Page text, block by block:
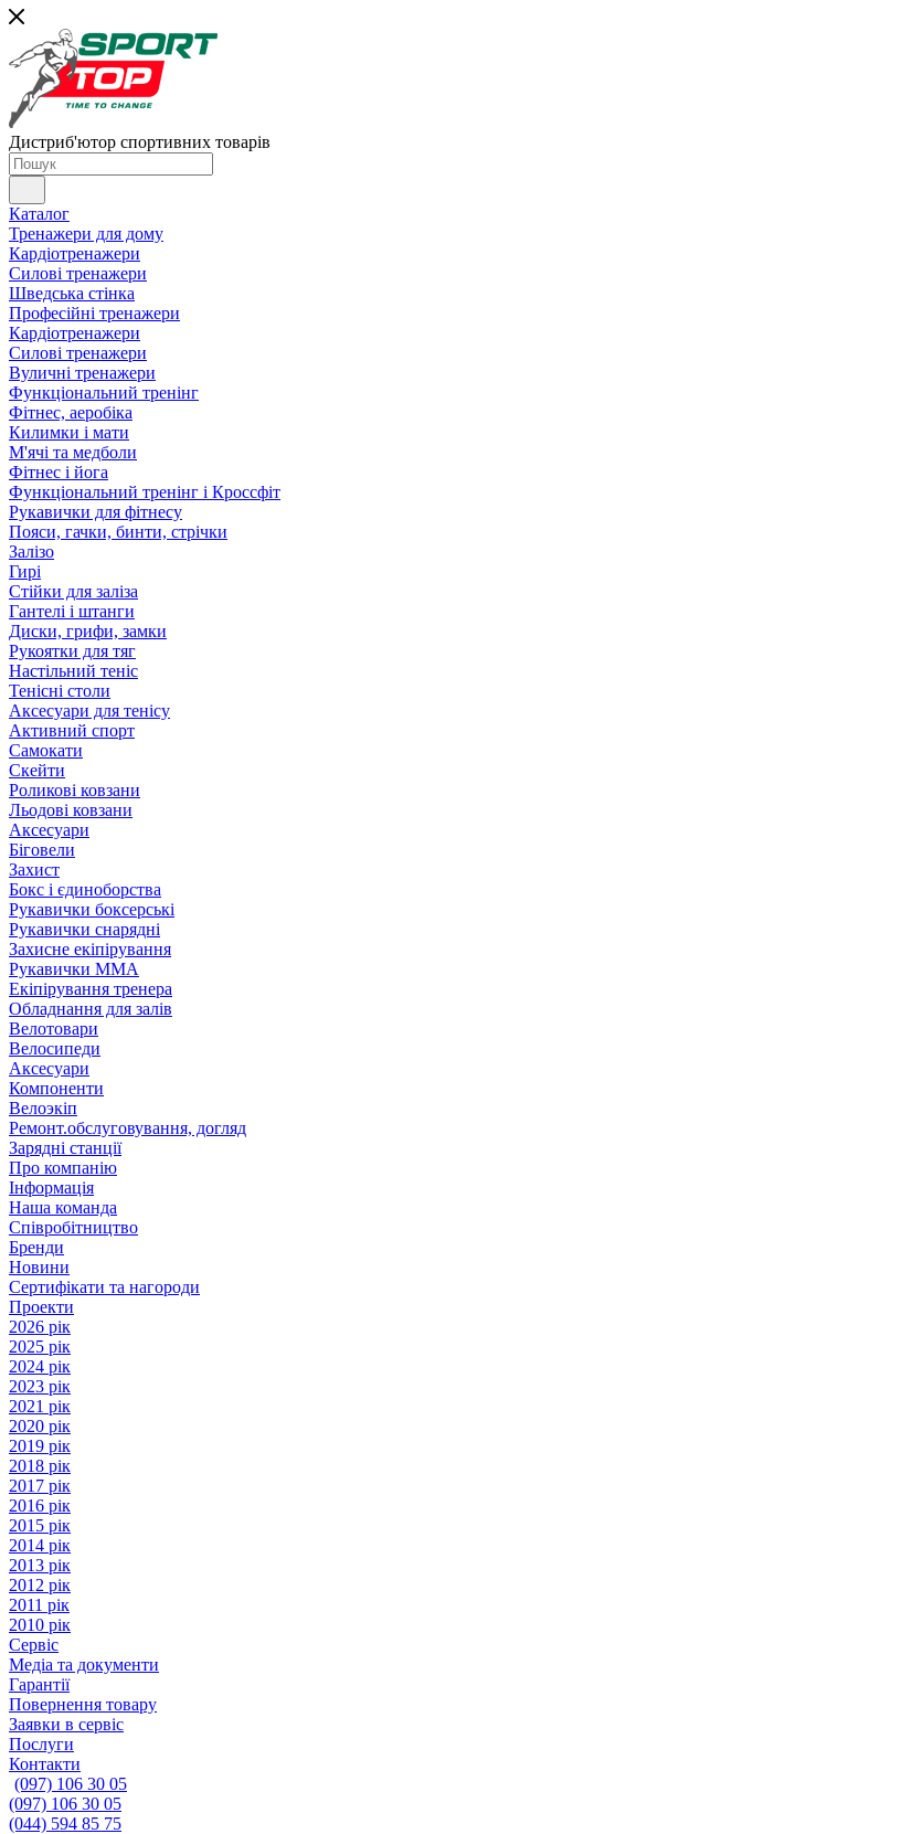
Дистриб'ютор спортивних товарів
Каталог
Тренажери для дому
Кардіотренажери
Силові тренажери
Шведська стінка
Професійні тренажери
Кардіотренажери
Силові тренажери
Вуличні тренажери
Функціональний тренінг
Фітнес, аеробіка
Килимки і мати
М'ячі та медболи
Фітнес і йога
Функціональний тренінг і Кроссфіт
Рукавички для фітнесу
Пояси, гачки, бинти, стрічки
Залізо
Гирі
Стійки для заліза
Гантелі і штанги
Диски, грифи, замки
Рукоятки для тяг
Настільний теніс
Тенісні столи
Аксесуари для тенісу
Активний спорт
Самокати
Скейти
Роликові ковзани
Льодові ковзани
Аксесуари
Біговели
Захист
Бокс і єдиноборства
Рукавички боксерські
Рукавички снарядні
Захисне екіпірування
Рукавички ММА
Екіпірування тренера
Обладнання для залів
Велотовари
Велосипеди
Аксесуари
Компоненти
Велоэкіп
Ремонт.обслуговування, догляд
Зарядні станції
Про компанію
Інформація
Наша команда
Співробітництво
Бренди
Новини
Сертифікати та нагороди
Проекти
2026 рік
2025 рік
2024 рік
2023 рік
2021 рік
2020 рік
2019 рік
2018 рік
2017 рік
2016 рік
2015 рік
2014 рік
2013 рік
2012 рік
2011 рік
2010 рік
Сервіс
Медіа та документи
Гарантії
Повернення товару
Заявки в сервіс
Послуги
Контакти
(097) 106 30 05
(097) 106 30 05
(044) 594 85 75